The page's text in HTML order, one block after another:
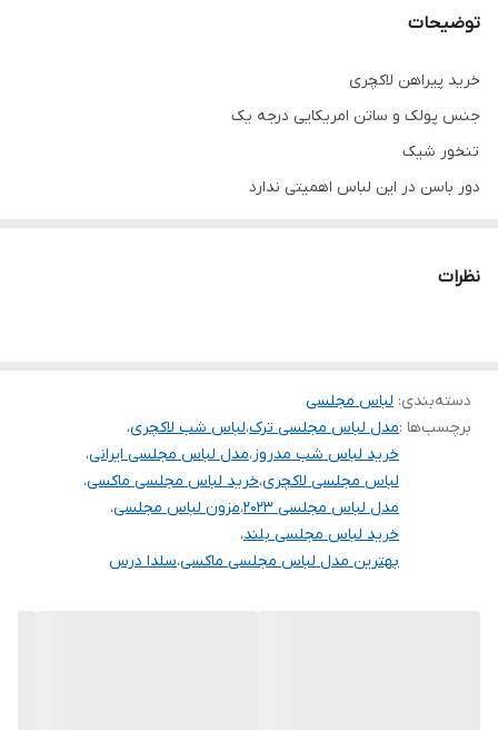
توضیحات
خرید پیراهن لاکچری
جنس پولک و ساتن امریکایی درجه یک
تنخور شیک
دور باسن در این لباس اهمیتی ندارد
آنها درج شده است چون این سایت امکان مرجوع ندارد و فقط امکان
تعویض سایز دارد.
نظرات
دسته‌بندی: لباس مجلسی
برچسب‌ها :مدل لباس مجلسی ترک،لباس شب لاکچری،
خرید لباس شب مدروز،مدل لباس مجلسی ایرانی،
لباس مجلسی لاکچری،خرید لباس مجلسی ماکسی،
مدل لباس مجلسی ۲۰۲۳
،مزون لباس مجلسی،
خرید لباس مجلسی بلند،
بهترین مدل لباس مجلسی ماکسی،سلدا درس